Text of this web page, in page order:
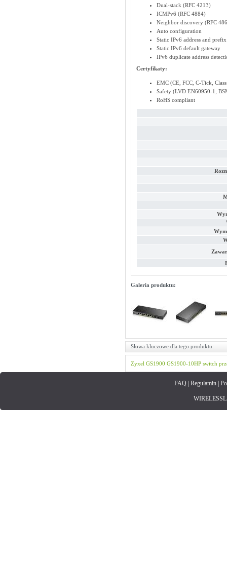
Dual-stack (RFC 4213)
ICMPv6 (RFC 4884)
Neighbor discovery (RFC
Auto configuration
Static IPv6 address and
Static IPv6 default gateway
IPv6 duplicate address
Certyfikaty:
EMC (CE, FCC, C-Tick,
Safety (LVD EN60950-1,
RoHS compliant
Galeria produktu:
Słowa kluczowe dla tego produktu:
Zyxel GS1900 GS1900-10HP switch
FAQ| Regulamin|